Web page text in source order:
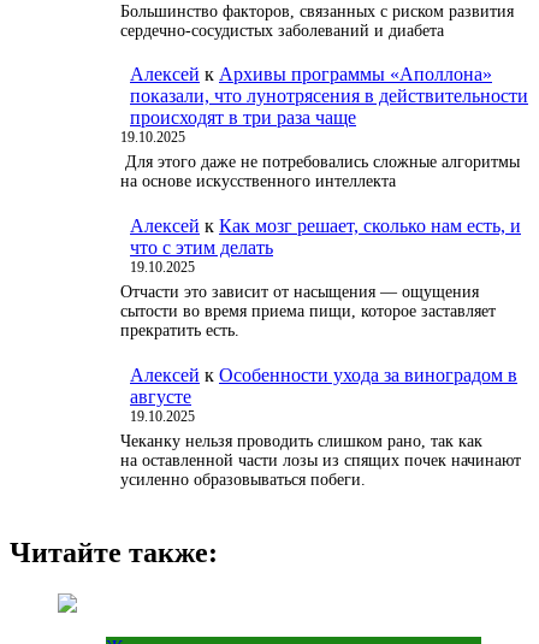
Большинство факторов, связанных с риском развития
сердечно-сосудистых заболеваний и диабета
Алексей к Архивы программы «Аполлона»
показали, что лунотрясения в действительности
происходят в три раза чаще
19.10.2025
Для этого даже не потребовались сложные алгоритмы
на основе искусственного интеллекта
Алексей к Как мозг решает, сколько нам есть, и
что с этим делать
19.10.2025
Отчасти это зависит от насыщения — ощущения
сытости во время приема пищи, которое заставляет
прекратить есть.
Алексей к Особенности ухода за виноградом в
августе
19.10.2025
Чеканку нельзя проводить слишком рано, так как
на оставленной части лозы из спящих почек начинают
усиленно образовываться побеги.
Читайте также: